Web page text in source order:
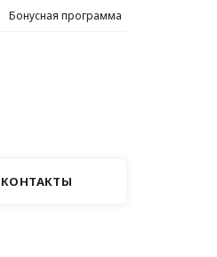
Бонусная программа
КОНТАКТЫ